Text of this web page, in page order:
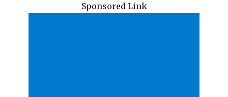
Sponsored Link